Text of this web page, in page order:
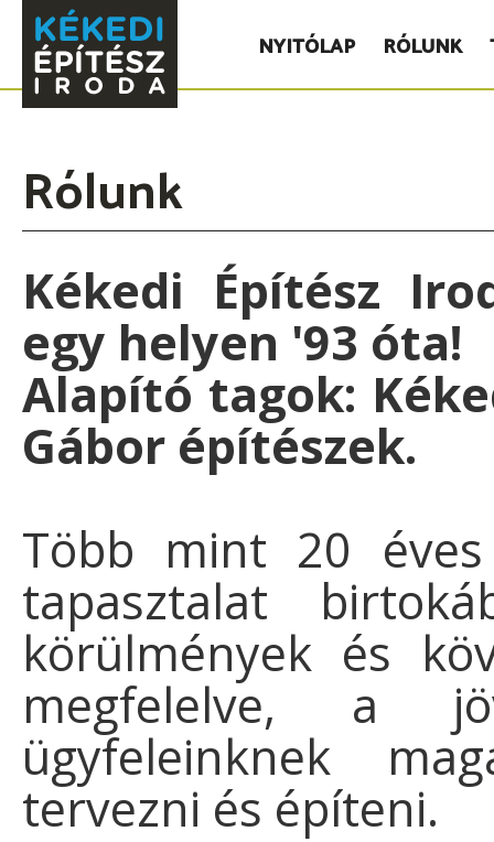
NYITÓLAP RÓLUNK
Rólunk
Kékedi Építész
egy helyen '93 óta!
Alapító tagok:
Gábor építészek.
Több mint 20
tapasztalat
körülmények és
megfelelve, a
ügyfeleinknek
tervezni és építeni.